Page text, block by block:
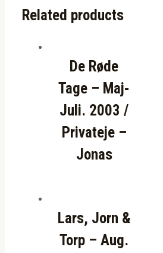
Related products
De Røde
Tage – Maj-
Juli. 2003 /
Privateje –
Jonas
Lars, Jorn &
Torp – Aug.